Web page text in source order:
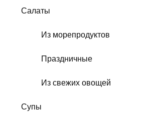
Салаты
Из морепродуктов
Праздничные
Из свежих овощей
Супы